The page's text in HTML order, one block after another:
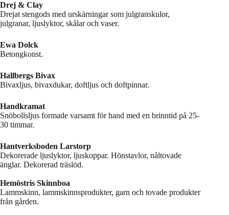
Drej & Clay
Drejat stengods med urskärningar som julgranskulor,
julgranar, ljuslyktor, skålar och vaser.
Ewa Dolck
Betongkonst.
Hallbergs Bivax
Bivaxljus, bivaxdukar, doftljus och doftpinnar.
Handkramat
Snöbollsljus formade varsamt för hand med en brinntid på 25-
30 timmar.
Hantverksboden Larstorp
Dekorerade ljuslyktor, ljuskoppar. Hönstavlor, nåltovade
änglar. Dekorerad träslöd.
Hemöstris Skinnboa
Lammskinn, lammskinnsprodukter, garn och tovade produkter
från gården.